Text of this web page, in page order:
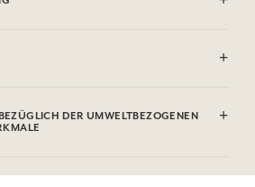
Linalool, Coumarin, Eugenol, Geraniol,
Isoeugenol, Citral, Benzyl Salicylate.
DER UMWELTBEZOGENEN
Umweltqualitäten oder -merkmale, indem